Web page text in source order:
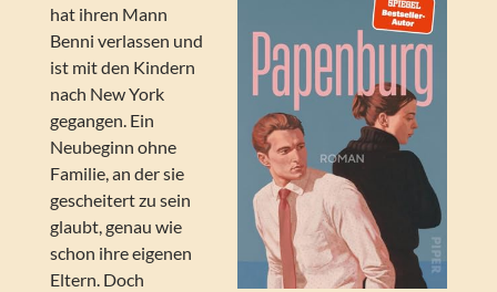
hat ihren Mann
Benni verlassen und
ist mit den Kindern
nach New York
gegangen. Ein
Neubeginn ohne
Familie, an der sie
gescheitert zu sein
glaubt, genau wie
schon ihre eigenen
Eltern. Doch